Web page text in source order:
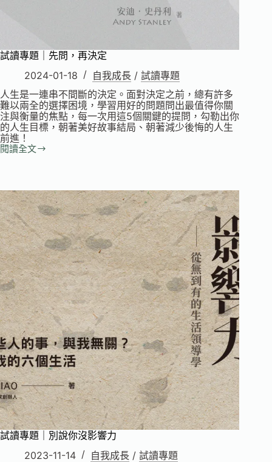
試讀專題｜先問，再決定
2024-01-18
自我成長 / 試讀專題
人生是一連串不間斷的決定。面對決定之前，總有許多
難以兩全的選擇困境，學習用好的問題問出最值得你關
注與衡量的焦點，每一次用這5個關鍵的提問，勾勒出你
的人生目標，朝著美好故事結局、朝著減少後悔的人生
前進！
閱讀全文
試
｜
先
問，
再
決
定
試讀專題｜別說你沒影響力
2023-11-14
自我成長 / 試讀專題